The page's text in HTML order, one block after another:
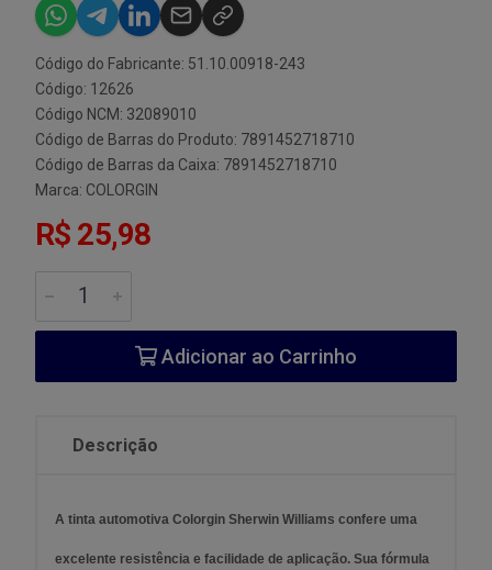
Código do Fabricante: 51.10.00918-243
Código: 12626
Código NCM: 32089010
Código de Barras do Produto: 7891452718710
Código de Barras da Caixa: 7891452718710
Marca: COLORGIN
R$ 25,98
Adicionar ao Carrinho
Descrição
A tinta automotiva Colorgin Sherwin Williams confere uma
excelente resistência e facilidade de aplicação. Sua fórmula